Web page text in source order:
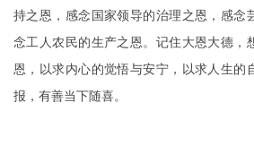
持之恩，感念国家领导的治理之恩，感念
念工人农民的生产之恩。记住大恩大德，
恩，以求内心的觉悟与安宁，以求人生的
报，有善当下随喜。